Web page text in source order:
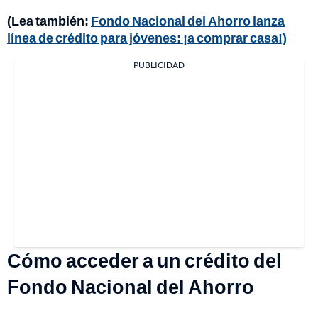
(Lea también: Fondo Nacional del Ahorro lanza
línea de crédito para jóvenes: ¡a comprar casa!)
PUBLICIDAD
Cómo acceder a un crédito del
Fondo Nacional del Ahorro